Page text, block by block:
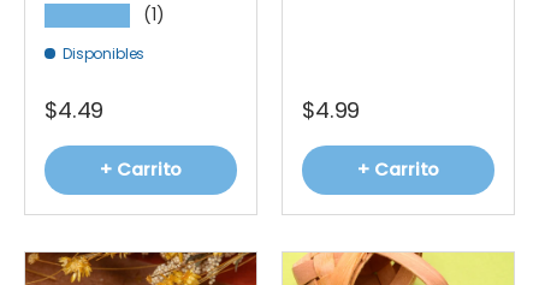
(1)
Disponibles
$4.49
+ Carrito
$4.99
+ Carrito